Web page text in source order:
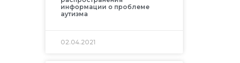
информации о проблеме
аутизма
02.04.2021